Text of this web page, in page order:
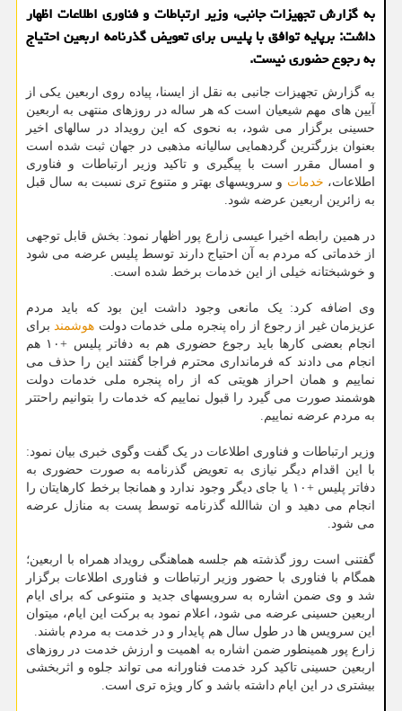
به گزارش تجهیزات جانبی، وزیر ارتباطات و فناوری اطلاعات اظهار
داشت: برپایه توافق با پلیس برای تعویض گذرنامه اربعین احتیاج
به رجوع حضوری نیست.
به گزارش تجهیزات جانبی به نقل از ایسنا، پیاده روی اربعین یکی از
آیین های مهم شیعیان است که هر ساله در روزهای منتهی به اربعین
حسینی برگزار می شود، به نحوی که این رویداد در سالهای اخیر
بعنوان بزرگترین گردهمایی سالیانه مذهبی در جهان ثبت شده است
و امسال مقرر است با پیگیری و تاکید وزیر ارتباطات و فناوری
اطلاعات، خدمات و سرویسهای بهتر و متنوع تری نسبت به سال قبل
به زائرین اربعین عرضه شود.
در همین رابطه اخیرا عیسی زارع پور اظهار نمود: بخش قابل توجهی
از خدماتی که مردم به آن احتیاج دارند توسط پلیس عرضه می شود
و خوشبختانه خیلی از این خدمات برخط شده است.
وی اضافه کرد: یک مانعی وجود داشت این بود که باید مردم
عزیزمان غیر از رجوع از راه پنجره ملی خدمات دولت هوشمندبرای
انجام بعضی کارها باید رجوع حضوری هم به دفاتر پلیس +۱۰ هم
انجام می دادند که فرمانداری محترم فراجا گفتند این را حذف می
نماییم و همان احراز هویتی که از راه پنجره ملی خدمات دولت
هوشمند صورت می گیرد را قبول نماییم که خدمات را بتوانیم راحتتر
به مردم عرضه نماییم.
وزیر ارتباطات و فناوری اطلاعات در یک گفت وگوی خبری بیان نمود:
با این اقدام دیگر نیازی به تعویض گذرنامه به صورت حضوری به
دفاتر پلیس +۱۰ یا جای دیگر وجود ندارد و همانجا برخط کارهایتان را
انجام می دهید و ان شاالله گذرنامه توسط پست به منازل عرضه
می شود.
گفتنی است روز گذشته هم جلسه هماهنگی رویداد همراه با اربعین؛
همگام با فناوری با حضور وزیر ارتباطات و فناوری اطلاعات برگزار
شد و وی ضمن اشاره به سرویسهای جدید و متنوعی که برای ایام
اربعین حسینی عرضه می شود، اعلام نمود به برکت این ایام، میتوان
این سرویس ها در طول سال هم پایدار و در خدمت به مردم باشند.
زارع پور همینطور ضمن اشاره به اهمیت و ارزش خدمت در روزهای
اربعین حسینی تاکید کرد خدمت فناورانه می تواند جلوه و اثربخشی
بیشتری در این ایام داشته باشد و کار ویژه تری است.